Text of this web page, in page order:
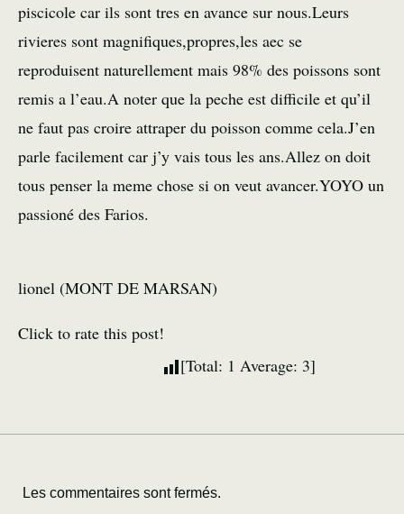
piscicole car ils sont tres en avance sur nous.Leurs
rivieres sont magnifiques,propres,les aec se
reproduisent naturellement mais 98% des poissons sont
remis a l’eau.A noter que la peche est difficile et qu’il
ne faut pas croire attraper du poisson comme cela.J’en
parle facilement car j’y vais tous les ans.Allez on doit
tous penser la meme chose si on veut avancer.YOYO un
passioné des Farios.
lionel (MONT DE MARSAN)
Click to rate this post!
[Total: 1 Average: 3]
Les commentaires sont fermés.